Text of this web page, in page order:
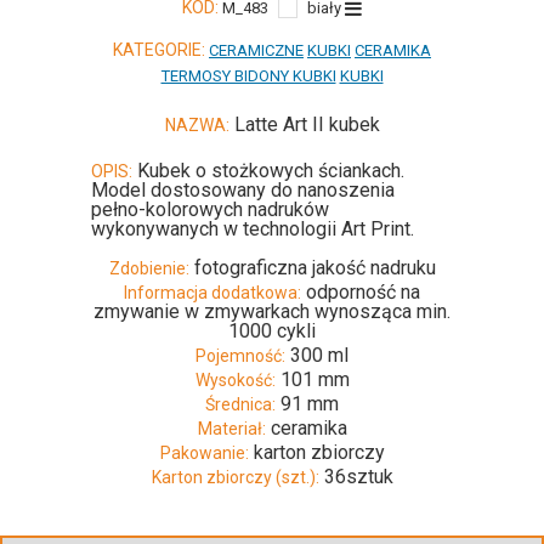
KOD: M_483 biały
KATEGORIE: CERAMICZNE KUBKI CERAMIKA
TERMOSY BIDONY KUBKI KUBKI
NAZWA: Latte Art II kubek
OPIS: Kubek o stożkowych ściankach.
Model dostosowany do nanoszenia
pełno-kolorowych nadruków
wykonywanych w technologii Art Print.
Zdobienie: fotograficzna jakość nadruku
Informacja dodatkowa:
zmywanie w zmywarkach wynosząca min.
1000 cykli
Pojemność: 300 ml
Wysokość: 101 mm
Średnica: 91 mm
Materiał: ceramika
Pakowanie: karton zbiorczy
Karton zbiorczy (szt.): 36sztuk